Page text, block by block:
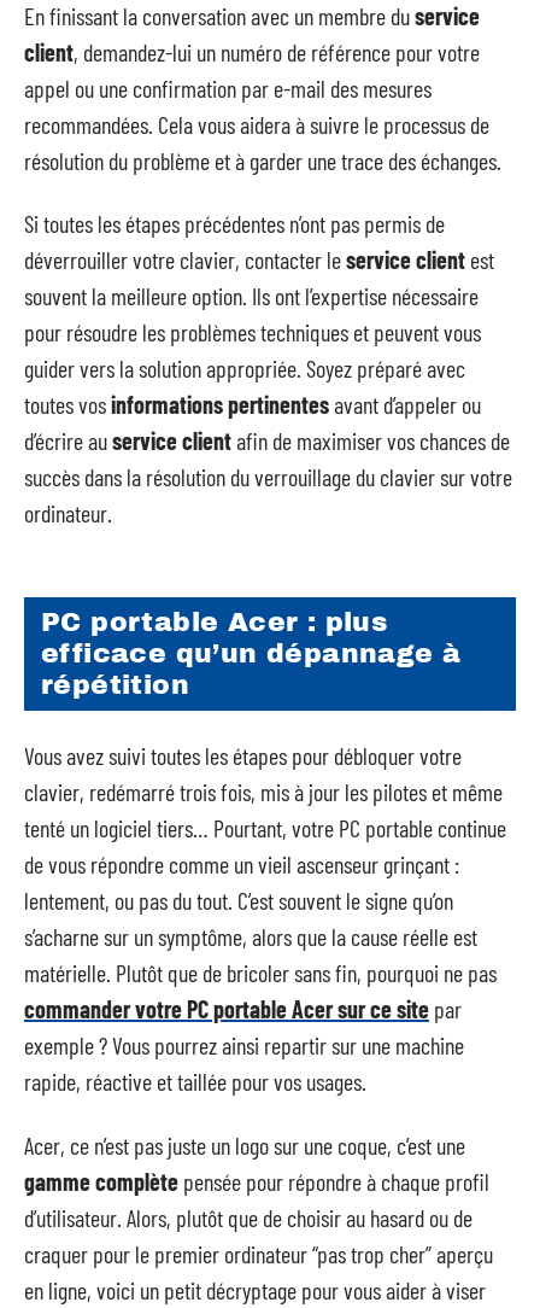
En finissant la conversation avec un membre duservice
client, demandez-lui un numéro de référence pour votre
appel ou une confirmation par e-mail des mesures
recommandées. Cela vous aidera à suivre le processus de
résolution du problème et à garder une trace des échanges.
Si toutes les étapes précédentes n’ont pas permis de
déverrouiller votre clavier, contacter leservice client est
souvent la meilleure option. Ils ont l’expertise nécessaire
pour résoudre les problèmes techniques et peuvent vous
guider vers la solution appropriée. Soyez préparé avec
toutes vosinformations pertinentesavant d’appeler ou
d’écrire auservice clientafin de maximiser vos chances de
succès dans la résolution du verrouillage du clavier sur votre
ordinateur.
PC portable Acer : plus
efficace qu’un dépannage à
répétition
Vous avez suivi toutes les étapes pour débloquer votre
clavier, redémarré trois fois, mis à jour les pilotes et même
tenté un logiciel tiers… Pourtant, votre PC portable continue
de vous répondre comme un vieil ascenseur grinçant :
lentement, ou pas du tout. C’est souvent le signe qu’on
s’acharne sur un symptôme, alors que la cause réelle est
matérielle. Plutôt que de bricoler sans fin, pourquoi ne pas
commander votre PC portable Acer sur ce site par
exemple ? Vous pourrez ainsi repartir sur une machine
rapide, réactive et taillée pour vos usages.
Acer, ce n’est pas juste un logo sur une coque, c’est une
gamme complète pensée pour répondre à chaque profil
d’utilisateur. Alors, plutôt que de choisir au hasard ou de
craquer pour le premier ordinateur “pas trop cher” aperçu
en ligne, voici un petit décryptage pour vous aider à viser